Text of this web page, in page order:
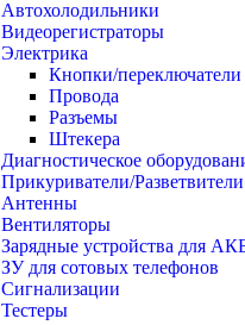
Автохолодильники
Видеорегистраторы
Электрика
Кнопки/переключатели
Провода
Разъемы
Штекера
Диагностическое
Прикуриватели/Разветвители
Антенны
Вентиляторы
Зарядные устройства для
ЗУ для сотовых телефонов
Сигнализации
Тестеры